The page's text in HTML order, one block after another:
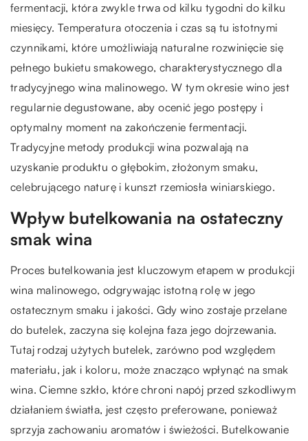
fermentacji, która zwykle trwa od kilku tygodni do kilku
miesięcy. Temperatura otoczenia i czas są tu istotnymi
czynnikami, które umożliwiają naturalne rozwinięcie się
pełnego bukietu smakowego, charakterystycznego dla
tradycyjnego wina malinowego. W tym okresie wino jest
regularnie degustowane, aby ocenić jego postępy i
optymalny moment na zakończenie fermentacji.
Tradycyjne metody produkcji wina pozwalają na
uzyskanie produktu o głębokim, złożonym smaku,
celebrującego naturę i kunszt rzemiosła winiarskiego.
Wpływ butelkowania na ostateczny
smak wina
Proces butelkowania jest kluczowym etapem w produkcji
wina malinowego, odgrywając istotną rolę w jego
ostatecznym smaku i jakości. Gdy wino zostaje przelane
do butelek, zaczyna się kolejna faza jego dojrzewania.
Tutaj rodzaj użytych butelek, zarówno pod względem
materiału, jak i koloru, może znacząco wpłynąć na smak
wina. Ciemne szkło, które chroni napój przed szkodliwym
działaniem światła, jest często preferowane, ponieważ
sprzyja zachowaniu aromatów i świeżości. Butelkowanie